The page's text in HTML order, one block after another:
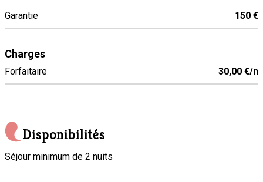
Garantie 150 €
Charges
Forfaitaire 30,00 €/n
Disponibilités
Séjour minimum de 2 nuits